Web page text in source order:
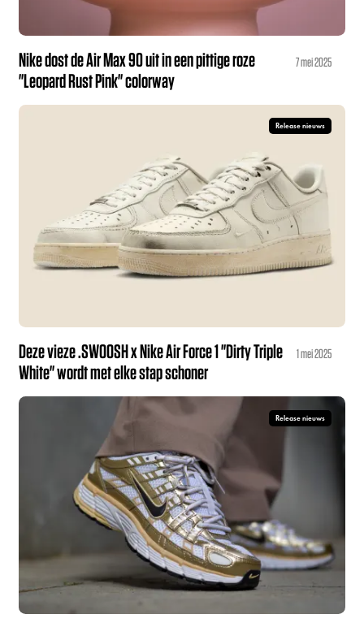
Nike dost de Air Max 90 uit in een pittige roze
"Leopard Rust Pink" colorway
7 mei 2025
Release nieuws
Deze vieze .SWOOSH x Nike Air Force 1 "Dirty Triple
White" wordt met elke stap schoner
1 mei 2025
Release nieuws